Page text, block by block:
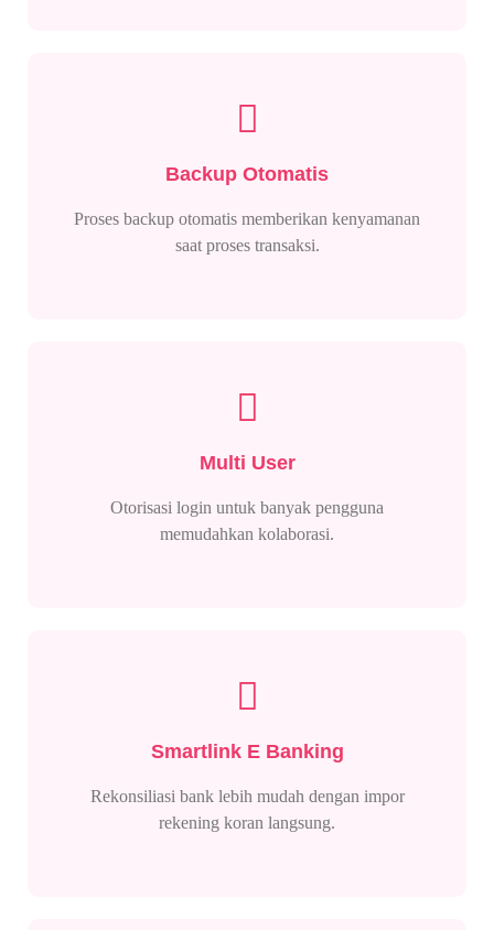
Backup Otomatis
Proses backup otomatis memberikan kenyamanan
saat proses transaksi.
Multi User
Otorisasi login untuk banyak pengguna
memudahkan kolaborasi.
Smartlink E Banking
Rekonsiliasi bank lebih mudah dengan impor
rekening koran langsung.